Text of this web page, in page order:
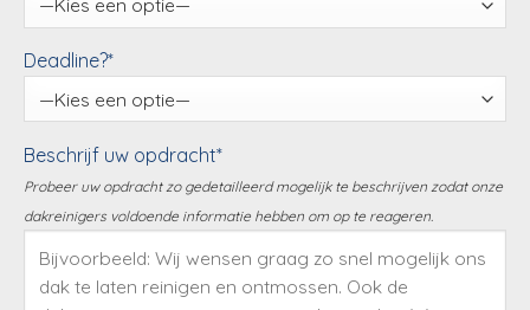
Deadline?*
Beschrijf uw opdracht*
Probeer uw opdracht zo gedetailleerd mogelijk te beschrijven zodat onze
dakreinigers voldoende informatie hebben om op te reageren.